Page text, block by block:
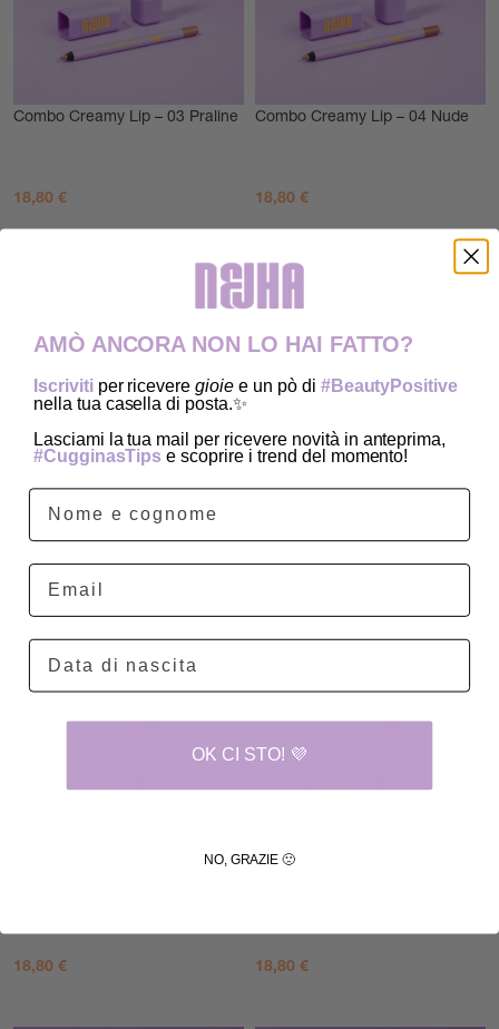
Combo Creamy Lip – 03 Praline
18,80 €
AGGIUNGI AL CARRELLO
Combo Creamy Lip – 04 Nude
18,80 €
AGGIUNGI AL CARRELLO
Combo Creamy Lip – 05 Intense
Nude
18,80€
AGGIUNGI AL CARRELLO AGGIUNGI AL CARRELLO
18,80 € 18,80 €
AMÒ ANCORA NON LO HAI FATTO?
Iscrivitiper riceveregioiee un pò di #BeautyPositive
nella tua casella di posta.✨
Lasciami la tua mail per ricevere novità in anteprima,
#CugginasTips e scoprire i trend del momento!
Email
OK CI STO! 💜
NO, GRAZIE 🙁